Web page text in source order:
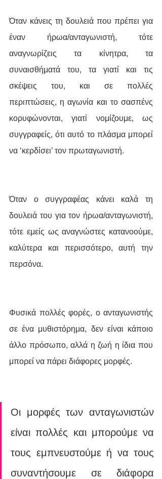
Όταν κάνεις τη δουλειά που πρέπει για
έναν ήρωα/ανταγωνιστή, τότε
αναγνωρίζεις τα κίνητρα, τα
συναισθήματά του, τα γιατί και τις
σκέψεις του, και σε πολλές
περιπτώσεις, η αγωνία και το σασπένς
κορυφώνονται, γιατί νομίζουμε, ως
συγγραφείς, ότι αυτό το πλάσμα μπορεί
να ‘κερδίσει’ τον πρωταγωνιστή.
Όταν ο συγγραφέας κάνει καλά τη
δουλειά του για τον ήρωα/ανταγωνιστή,
τότε εμείς ως αναγνώστες κατανοούμε,
καλύτερα και περισσότερο, αυτή την
περσόνα.
Φυσικά πολλές φορές, ο ανταγωνιστής
σε ένα μυθιστόρημα, δεν είναι κάποιο
άλλο πρόσωπο, αλλά η ζωή η ίδια που
μπορεί να πάρει διάφορες μορφές.
Οι μορφές των ανταγωνιστών
είναι πολλές και μπορούμε να
τους εμπνευστούμε ή να τους
συναντήσουμε σε διάφορα